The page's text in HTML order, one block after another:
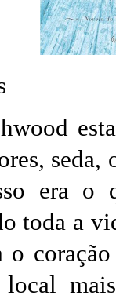
seda,
era o
toda a
o